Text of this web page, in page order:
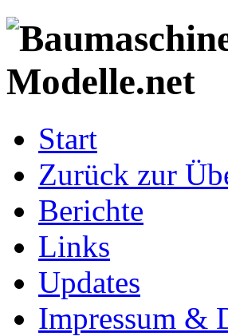
Start
Zurück zur
Berichte
Links
Updates
Impressum &